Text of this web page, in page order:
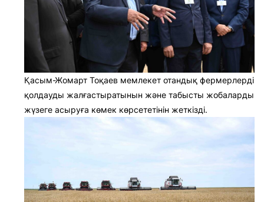
Қасым-Жомарт Тоқаев мемлекет отандық фермерлерді
қолдауды жалғастыратынын және табысты жобаларды
жүзеге асыруға көмек көрсететінін жеткізді.